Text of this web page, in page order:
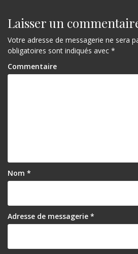
Laisser un
Votre adresse de messagerie ne sera
obligatoires sont indiqués avec *
Commentaire
Nom *
Adresse de messagerie *